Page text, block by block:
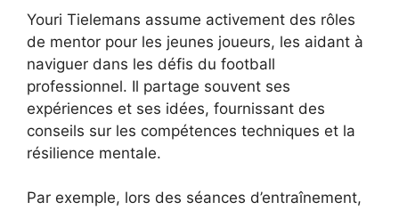
Youri Tielemans assume activement des rôles
de mentor pour les jeunes joueurs, les aidant à
naviguer dans les défis du football
professionnel. Il partage souvent ses
expériences et ses idées, fournissant des
conseils sur les compétences techniques et la
résilience mentale.
Par exemple, lors des séances d’entraînement,